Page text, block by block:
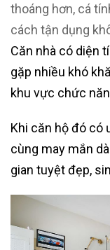
thoáng hơn, cá
cách tận dụng
Căn nhà có diện
gặp nhiều khó
khu vực chức
Khi căn hộ đó có
cùng may mắn
gian tuyệt đẹp,